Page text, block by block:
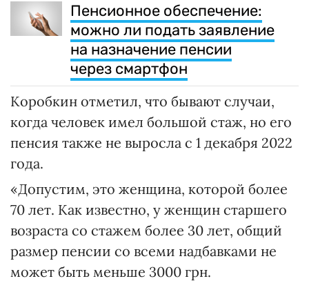
Пенсионное обеспечение:
можно ли подать заявление
на назначение пенсии
через смартфон
Коробкин отметил, что бывают случаи,
когда человек имел большой стаж, но его
пенсия также не выросла с 1 декабря 2022
года.
«Допустим, это женщина, которой более
70 лет. Как известно, у женщин старшего
возраста со стажем более 30 лет, общий
размер пенсии со всеми надбавками не
может быть меньше 3000 грн.